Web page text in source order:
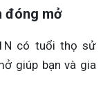
đóng mở
có tuổi thọ sử
giúp bạn và gia